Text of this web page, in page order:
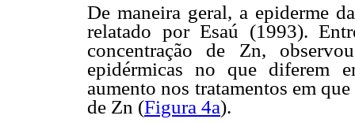
De maneira geral, a epiderme
relatado por Esaú (1993).
concentração de Zn,
epidérmicas no que diferem
aumento nos tratamentos em
de Zn (Figura 4a).